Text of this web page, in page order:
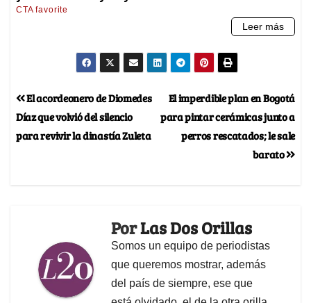
El imperdible plan en Bogotá
para pintar cerámicas junto a
perros rescatados; le sale
barato
El acordeonero de Diomedes
Díaz que volvió del silencio
para revivir la dinastía Zuleta
PorLas Dos Orillas
Somos un equipo de periodistas
que queremos mostrar, además
del país de siempre, ese que